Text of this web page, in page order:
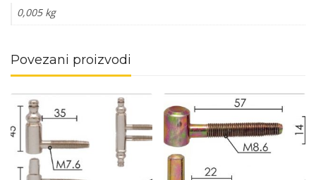
0,005 kg
Povezani proizvodi